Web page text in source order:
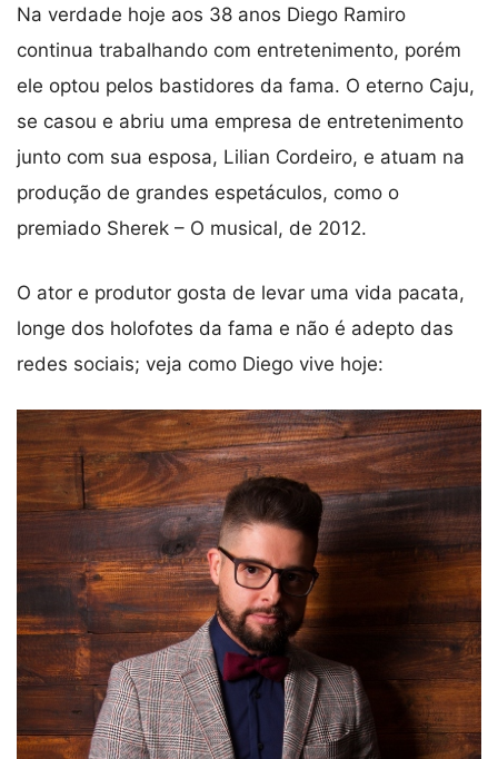
Na verdade hoje aos 38 anos Diego Ramiro
continua trabalhando com entretenimento, porém
ele optou pelos bastidores da fama. O eterno Caju,
se casou e abriu uma empresa de entretenimento
junto com sua esposa, Lilian Cordeiro, e atuam na
produção de grandes espetáculos, como o
premiado Sherek – O musical, de 2012.
O ator e produtor gosta de levar uma vida pacata,
longe dos holofotes da fama e não é adepto das
redes sociais; veja como Diego vive hoje: